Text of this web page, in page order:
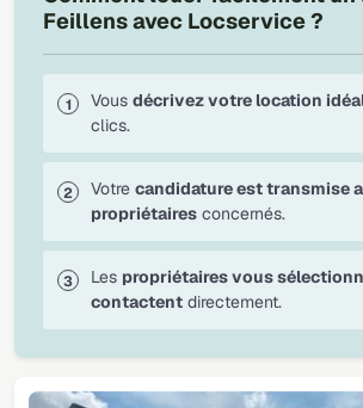
Feillens avec Locservice ?
Vous décrivez votre location
clics.
Votre candidature est transmise
propriétaires concernés.
Les propriétaires vous
contactent directement.